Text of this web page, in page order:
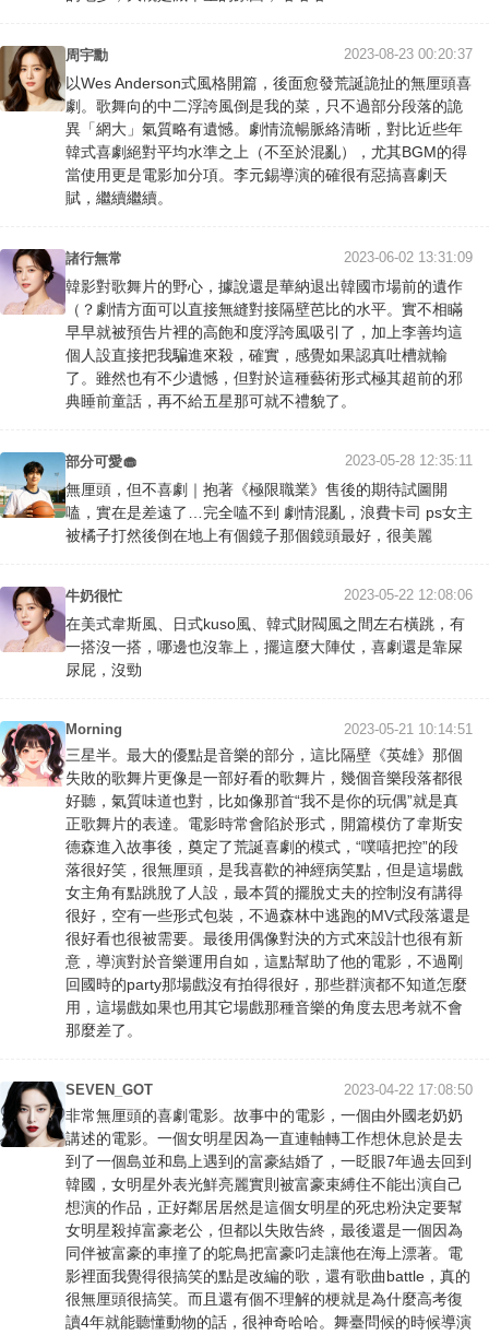
周宇勳 2023-08-23 00:20:37
以Wes Anderson式風格開篇，後面愈發荒誕詭扯的無厘頭喜
劇。歌舞向的中二浮誇風倒是我的菜，只不過部分段落的詭
異「網大」氣質略有遺憾。劇情流暢脈絡清晰，對比近些年
韓式喜劇絕對平均水準之上（不至於混亂），尤其BGM的得
當使用更是電影加分項。李元錫導演的確很有惡搞喜劇天
賦，繼續繼續。
諸行無常 2023-06-02 13:31:09
韓影對歌舞片的野心，據說還是華納退出韓國市場前的遺作
（？劇情方面可以直接無縫對接隔壁芭比的水平。實不相瞞
早早就被預告片裡的高飽和度浮誇風吸引了，加上李善均這
個人設直接把我騙進來殺，確實，感覺如果認真吐槽就輸
了。雖然也有不少遺憾，但對於這種藝術形式極其超前的邪
典睡前童話，再不給五星那可就不禮貌了。
部分可愛🧁 2023-05-28 12:35:11
無厘頭，但不喜劇｜抱著《極限職業》售後的期待試圖開
嗑，實在是差遠了…完全嗑不到 劇情混亂，浪費卡司 ps女主
被橘子打然後倒在地上有個鏡子那個鏡頭最好，很美麗
牛奶很忙 2023-05-22 12:08:06
在美式韋斯風、日式kuso風、韓式財閥風之間左右橫跳，有
一搭沒一搭，哪邊也沒靠上，擺這麼大陣仗，喜劇還是靠屎
尿屁，沒勁
Morning 2023-05-21 10:14:51
三星半。最大的優點是音樂的部分，這比隔壁《英雄》那個
失敗的歌舞片更像是一部好看的歌舞片，幾個音樂段落都很
好聽，氣質味道也對，比如像那首“我不是你的玩偶”就是真
正歌舞片的表達。電影時常會陷於形式，開篇模仿了韋斯安
德森進入故事後，奠定了荒誕喜劇的模式，“噗嘻把控”的段
落很好笑，很無厘頭，是我喜歡的神經病笑點，但是這場戲
女主角有點跳脫了人設，最本質的擺脫丈夫的控制沒有講得
很好，空有一些形式包裝，不過森林中逃跑的MV式段落還是
很好看也很被需要。最後用偶像對決的方式來設計也很有新
意，導演對於音樂運用自如，這點幫助了他的電影，不過剛
回國時的party那場戲沒有拍得很好，那些群演都不知道怎麼
用，這場戲如果也用其它場戲那種音樂的角度去思考就不會
那麼差了。
SEVEN_GOT 2023-04-22 17:08:50
非常無厘頭的喜劇電影。故事中的電影，一個由外國老奶奶
講述的電影。一個女明星因為一直連軸轉工作想休息於是去
到了一個島並和島上遇到的富豪結婚了，一眨眼7年過去回到
韓國，女明星外表光鮮亮麗實則被富豪束縛住不能出演自己
想演的作品，正好鄰居居然是這個女明星的死忠粉決定要幫
女明星殺掉富豪老公，但都以失敗告終，最後還是一個因為
同伴被富豪的車撞了的鴕鳥把富豪叼走讓他在海上漂著。電
影裡面我覺得很搞笑的點是改編的歌，還有歌曲battle，真的
很無厘頭很搞笑。而且還有個不理解的梗就是為什麼高考復
讀4年就能聽懂動物的話，很神奇哈哈。舞臺問候的時候導演